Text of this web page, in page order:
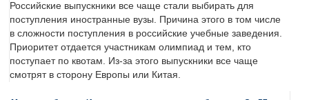
Российские выпускники все чаще стали выбирать для
поступления иностранные вузы. Причина этого в том числе
в сложности поступления в российские учебные заведения.
Приоритет отдается участникам олимпиад и тем, кто
поступает по квотам. Из-за этого выпускники все чаще
смотрят в сторону Европы или Китая.